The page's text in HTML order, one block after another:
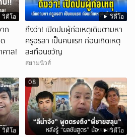
วิดีโอ
ก
ศาล!
วิดีโอ
ถึงว่า! เปิดปมผู้ก่อเหตุเดินตามหา
ครูอรสา เป็นคนแรก ก่อนเกิดเหตุ
สะเทือนขวัญ
สยามนิวส์
วิดีโอ วิดีโอ
08